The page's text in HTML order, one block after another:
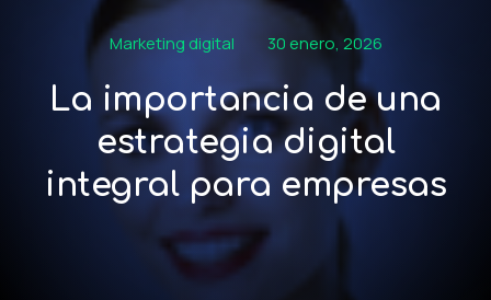
Marketing digital 30 enero, 2026
La importancia de una
estrategia digital
integral para empresas